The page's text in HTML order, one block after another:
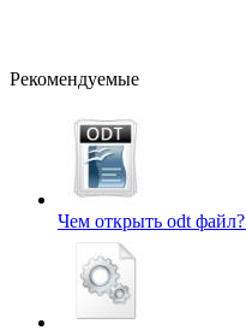
Рекомендуемые
Чем открыть odt файл?